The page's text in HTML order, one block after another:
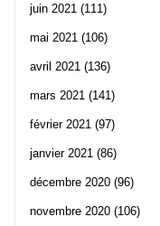
juin 2021 (111)
mai 2021 (106)
avril 2021 (136)
mars 2021 (141)
février 2021 (97)
janvier 2021 (86)
décembre 2020 (96)
novembre 2020 (106)